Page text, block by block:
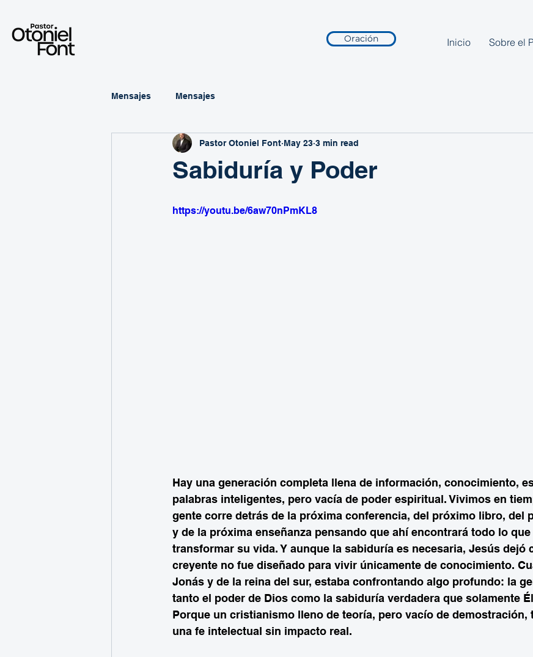
Oración Inicio Sobre el
Mensajes Mensajes
Sabiduría y Poder
Pastor Otoniel Font May 23 3 min read
https://youtu.be/6aw70nPmKL8
Hay una generación completa llena de información, conocimiento,
palabras inteligentes, pero vacía de poder espiritual. Vivimos en
gente corre detrás de la próxima conferencia, del próximo libro, del
y de la próxima enseñanza pensando que ahí encontrará todo lo
transformar su vida. Y aunque la sabiduría es necesaria, Jesús dejó
creyente no fue diseñado para vivir únicamente de conocimiento.
Jonás y de la reina del sur, estaba confrontando algo profundo: la
tanto el poder de Dios como la sabiduría verdadera que solamente
Porque un cristianismo lleno de teoría, pero vacío de demostración,
una fe intelectual sin impacto real.